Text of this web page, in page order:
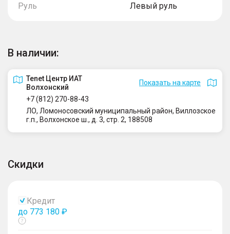
Руль Левый руль
В наличии:
Tenet Центр ИАТ
Волхонский
Показать на карте
+7 (812) 270-88-43
ЛО, Ломоносовский муниципальный район, Виллозское
г.п., Волхонское ш., д. 3, стр. 2, 188508
Скидки
Кредит
до 773 180 ₽
Показать